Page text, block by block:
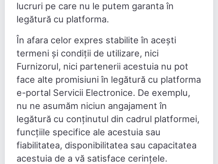
lucruri pe care nu le putem garanta în
legătură cu platforma.
În afara celor expres stabilite în acești
termeni și condiții de utilizare, nici
Furnizorul, nici partenerii acestuia nu pot
face alte promisiuni în legătură cu platforma
e-portal Servicii Electronice. De exemplu,
nu ne asumăm niciun angajament în
legătură cu conținutul din cadrul platformei,
funcțiile specifice ale acestuia sau
fiabilitatea, disponibilitatea sau capacitatea
acestuia de a vă satisface cerințele.